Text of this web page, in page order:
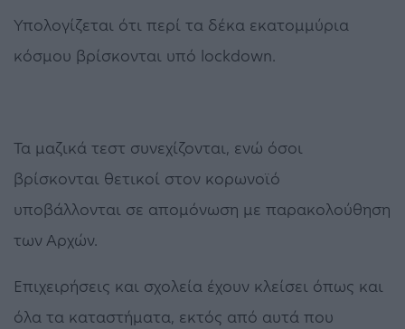
Υπολογίζεται ότι περί τα δέκα εκατομμύρια
κόσμου βρίσκονται υπό lockdown.
Τα μαζικά τεστ συνεχίζονται, ενώ όσοι
βρίσκονται θετικοί στον κορωνοϊό
υποβάλλονται σε απομόνωση με παρακολούθηση
των Αρχών.
Επιχειρήσεις και σχολεία έχουν κλείσει όπως και
όλα τα καταστήματα, εκτός από αυτά που